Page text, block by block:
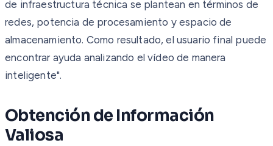
de infraestructura técnica se plantean en términos de
redes, potencia de procesamiento y espacio de
almacenamiento. Como resultado, el usuario final puede
encontrar ayuda analizando el vídeo de manera
inteligente".
Obtención de Información
Valiosa